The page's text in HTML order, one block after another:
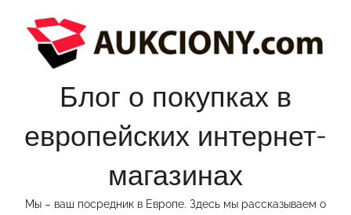
содержимому
Блог о покупках в
европейских интернет-
магазинах
Мы – ваш посредник в Европе. Здесь мы рассказываем о